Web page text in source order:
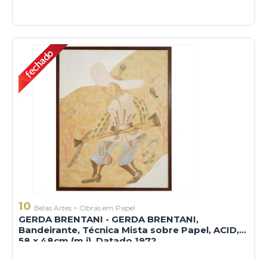
10 Belas Artes > Obras em Papel
GERDA BRENTANI - GERDA BRENTANI,
Bandeirante, Técnica Mista sobre Papel, ACID,
58 x 48cm (m.i). Datado 1972